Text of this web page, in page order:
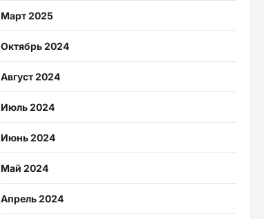
Март 2025
Октябрь 2024
Август 2024
Июль 2024
Июнь 2024
Май 2024
Апрель 2024